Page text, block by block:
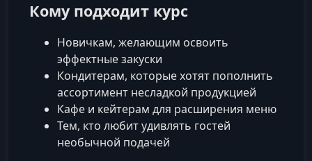
Кому подходит курс
Новичкам, желающим освоить
эффектные закуски
Кондитерам, которые хотят пополнить
ассортимент несладкой продукцией
Кафе и кейтерам для расширения меню
Тем, кто любит удивлять гостей
необычной подачей